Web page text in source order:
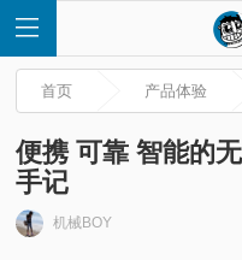
首
首页 产品体验
便携 可靠 智能的
手记
机械BOY